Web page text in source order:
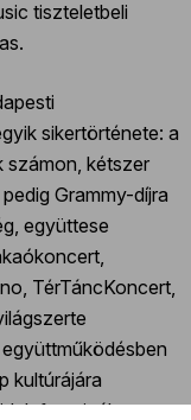
tiszteletbeli
sikertörténete: a
számon, kétszer
Grammy-díjra
együttese
TérTáncKoncert,
kultúrájára
fesztivált,